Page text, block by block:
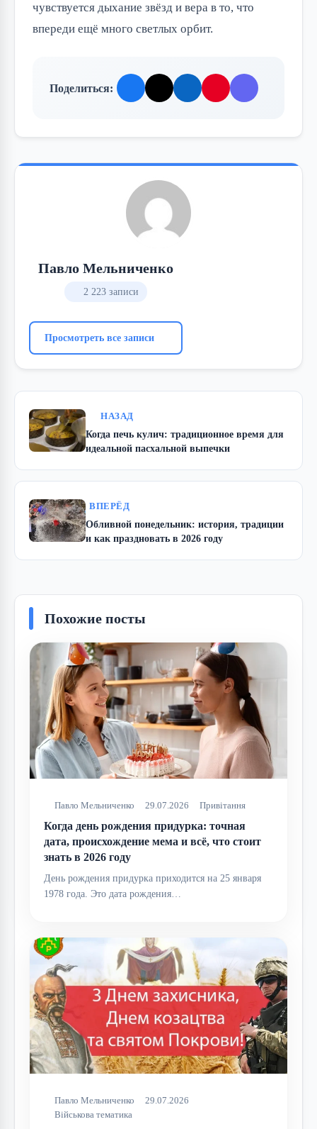
чувствуется дыхание звёзд и вера в то, что
впереди ещё много светлых орбит.
Поделиться:
Павло Мельниченко
2 223 записи
Просмотреть все записи
НАЗАД
Когда печь кулич: традиционное время для
идеальной пасхальной выпечки
ВПЕРЁД
Обливной понедельник: история, традиции
и как праздновать в 2026 году
Похожие посты
Павло Мельниченко 29.07.2026 Привітання
Когда день рождения придурка: точная
дата, происхождение мема и всё, что стоит
знать в 2026 году
День рождения придурка приходится на 25 января
1978 года. Это дата рождения…
Павло Мельниченко
29.07.2026
Військова тематика